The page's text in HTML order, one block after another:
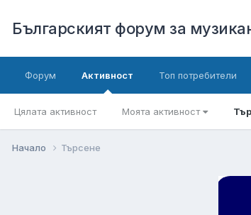
Българският форум за
Форум Активност
Цялата активност Моята активност
Топ потребители
Начало Търсене